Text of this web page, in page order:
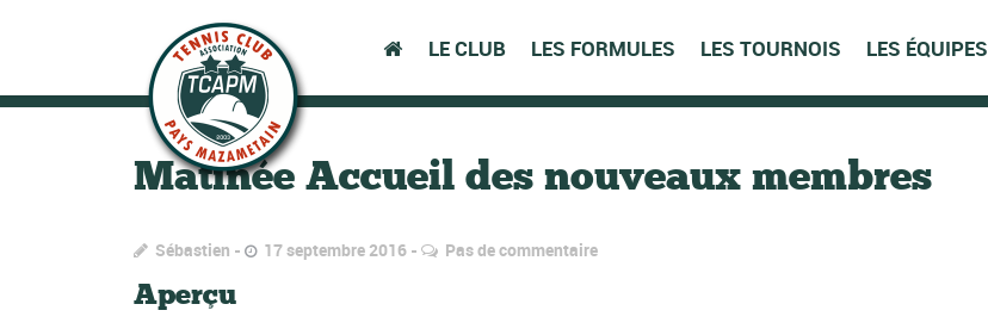
LE CLUB LES FORMULES LES TOURNOIS LES ÉQUIPES
Matinée Accueil des nouveaux membres
Sébastien 17 septembre 2016 Pas de commentaire
Aperçu